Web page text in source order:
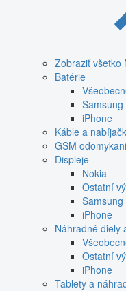
Zobraziť všetko
Batérie
iPhone
Káble a
GSM
Displeje
Nokia
Ostatní
iPhone
Náhradné diely
Ostatní
iPhone
Tablety a